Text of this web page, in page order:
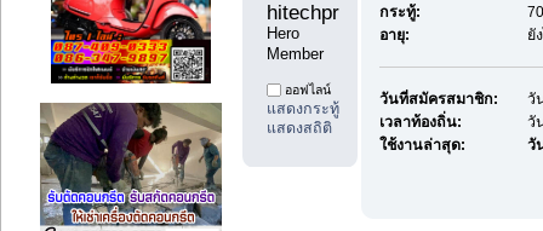
hitechproduct1
Hero
Member
ออฟไลน์
แสดงกระทู้
แสดงสถิติ
กระทู้:
อายุ:
ยั
วันที่สมัครสมาชิก:
วั
เวลาท้องถิ่น:
วั
ใช้งานล่าสุด:
วั